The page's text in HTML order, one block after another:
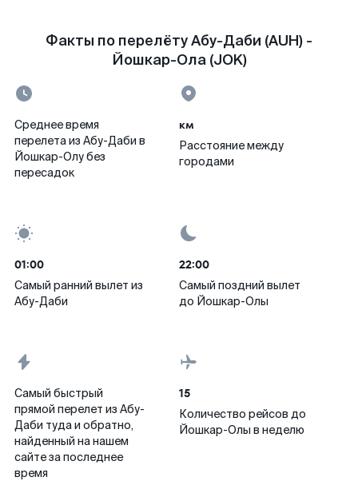
Факты по перелёту Абу-Даби (AUH) -
Йошкар-Ола (JOK)
Среднее время
перелета из Абу-Даби в
Йошкар-Олу без
пересадок
км
Расстояние между
городами
01:00
Самый ранний вылет из
Абу-Даби
22:00
Самый поздний вылет
до Йошкар-Олы
Самый быстрый
прямой перелет из Абу-
Даби туда и обратно,
найденный на нашем
сайте за последнее
время
15
Количество рейсов до
Йошкар-Олы в неделю